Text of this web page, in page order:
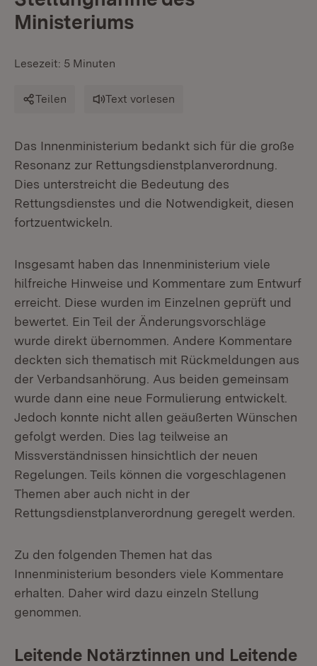
Ministeriums
Lesezeit: 5 Minuten
Teilen Text vorlesen
Das Innenministerium bedankt sich für die große
Resonanz zur Rettungsdienstplanverordnung.
Dies unterstreicht die Bedeutung des
Rettungsdienstes und die Notwendigkeit, diesen
fortzuentwickeln.
Insgesamt haben das Innenministerium viele
hilfreiche Hinweise und Kommentare zum Entwurf
erreicht. Diese wurden im Einzelnen geprüft und
bewertet. Ein Teil der Änderungsvorschläge
wurde direkt übernommen. Andere Kommentare
deckten sich thematisch mit Rückmeldungen aus
der Verbandsanhörung. Aus beiden gemeinsam
wurde dann eine neue Formulierung entwickelt.
Jedoch konnte nicht allen geäußerten Wünschen
gefolgt werden. Dies lag teilweise an
Missverständnissen hinsichtlich der neuen
Regelungen. Teils können die vorgeschlagenen
Themen aber auch nicht in der
Rettungsdienstplanverordnung geregelt werden.
Zu den folgenden Themen hat das
Innenministerium besonders viele Kommentare
erhalten. Daher wird dazu einzeln Stellung
genommen.
Leitende Notärztinnen und Leitende